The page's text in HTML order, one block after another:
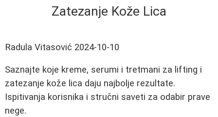
Zatezanje Kože Lica
Radula Vitasović 2024-10-10
Saznajte koje kreme, serumi i tretmani za lifting i
zatezanje kože lica daju najbolje rezultate.
Ispitivanja korisnika i stručni saveti za odabir prave
nege.